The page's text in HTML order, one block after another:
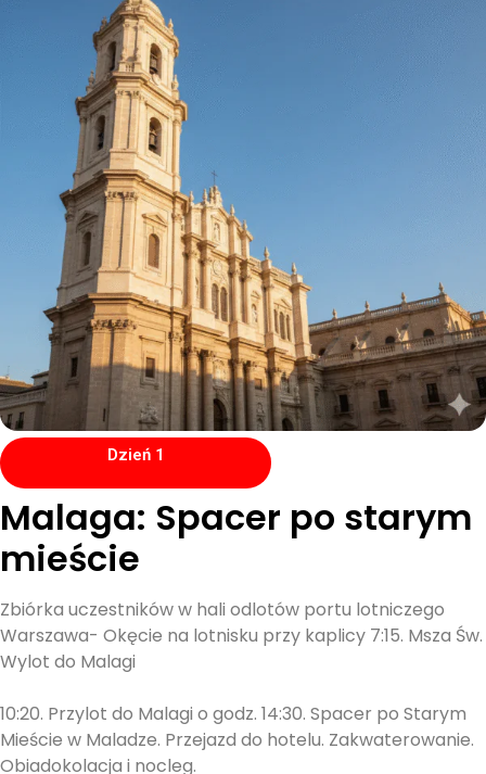
Dzień 1
Malaga: Spacer po starym
mieście
Zbiórka uczestników w hali odlotów portu lotniczego
Warszawa- Okęcie na lotnisku przy kaplicy 7:15. Msza Św.
Wylot do Malagi
10:20. Przylot do Malagi o godz. 14:30. Spacer po Starym
Mieście w Maladze. Przejazd do hotelu. Zakwaterowanie.
Obiadokolacja i nocleg.